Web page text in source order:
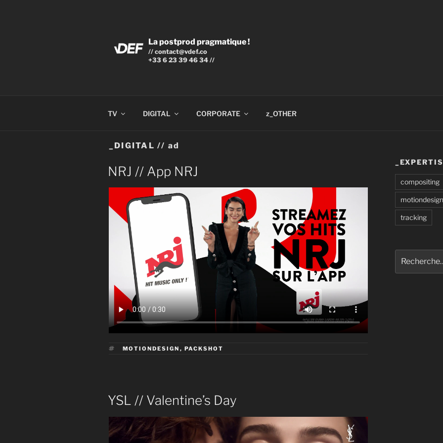
La postprod pragmatique !
// contact@vdef.co
+33 6 23 39 46 34 //
TV DIGITAL CORPORATE z_OTHER
_DIGITAL // ad
PUBLIÉ
LE
NRJ // App NRJ
ÉTIQUETTES
MOTIONDESIGN , PACKSHOT
PUBLIÉ
LE
YSL // Valentine’s Day
compositing
motiondesign
tracking
pour
: